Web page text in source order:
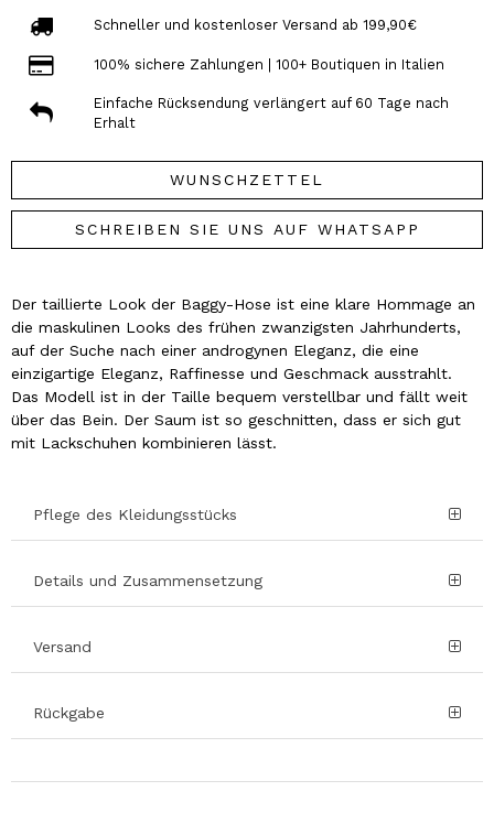
Schneller und kostenloser Versand ab 199,90€
100% sichere Zahlungen | 100+ Boutiquen in Italien
Einfache Rücksendung verlängert auf 60 Tage nach
Erhalt
WUNSCHZETTEL
SCHREIBEN SIE UNS AUF WHATSAPP
Der taillierte Look der Baggy-Hose ist eine klare Hommage an
die maskulinen Looks des frühen zwanzigsten Jahrhunderts,
auf der Suche nach einer androgynen Eleganz, die eine
einzigartige Eleganz, Raffinesse und Geschmack ausstrahlt.
Das Modell ist in der Taille bequem verstellbar und fällt weit
über das Bein. Der Saum ist so geschnitten, dass er sich gut
mit Lackschuhen kombinieren lässt.
Pflege des Kleidungsstücks
Details und Zusammensetzung
Versand
Rückgabe